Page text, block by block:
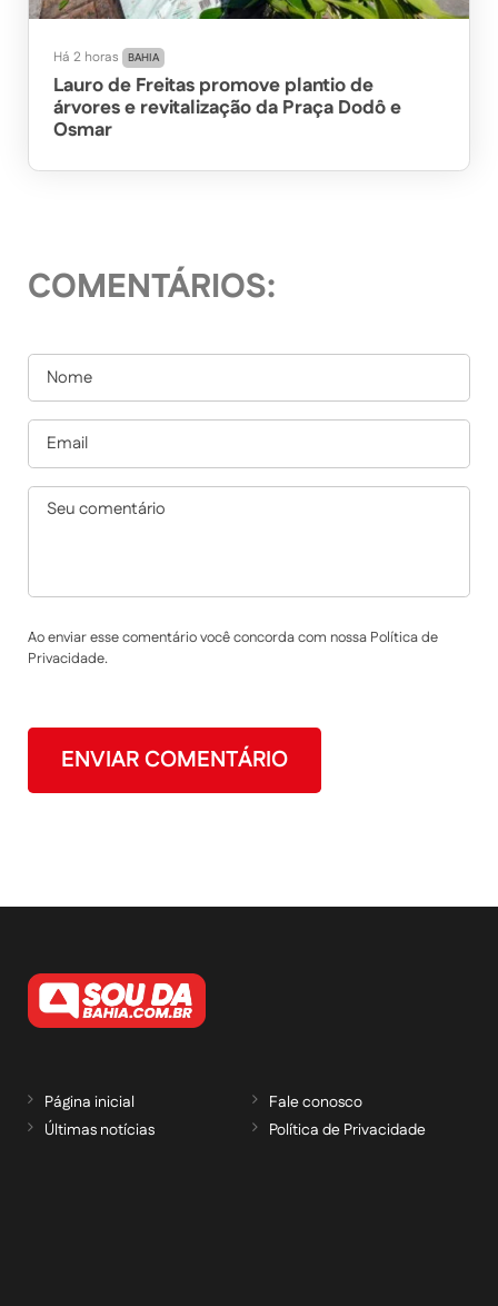
Há 2 horas BAHIA
Lauro de Freitas promove plantio de
árvores e revitalização da Praça Dodô e
Osmar
COMENTÁRIOS:
Ao enviar esse comentário você concorda com nossa Política de
Privacidade.
Página inicial
Últimas notícias
Fale conosco
Política de Privacidade